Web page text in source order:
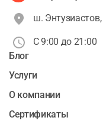
ш.
С 9:00 до 21:00
Блог
Услуги
О компании
Cертификаты